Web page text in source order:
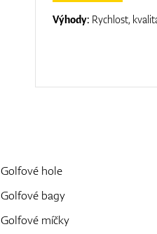
Výhody: Rychlost,
Golfové hole
Golfové bagy
Golfové míčky